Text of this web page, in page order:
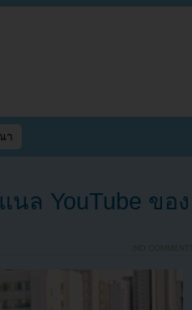
า
นล YouTube ของ
NO COMMENTS